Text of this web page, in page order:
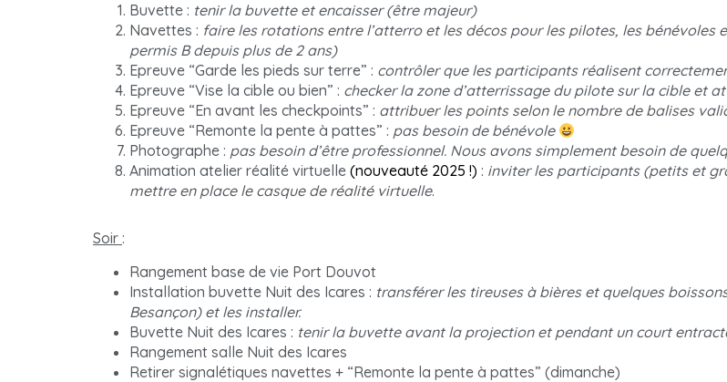
Buvette : tenir la buvette et encaisser (être majeur)
Navettes : faire les rotations entre l’atterro et les décos pour les pilotes, les bénévoles
permis B depuis plus de 2 ans)
Epreuve “Garde les pieds sur terre” : contrôler que les participants réalisent
Epreuve “Vise la cible ou bien” : checker la zone d’atterrissage du pilote sur la cible et
Epreuve “En avant les checkpoints” : attribuer les points selon le nombre de balises
Epreuve “Remonte la pente à pattes” : pas besoin de bénévole
Photographe : pas besoin d’être professionnel. Nous avons simplement besoin de
Animation atelier réalité virtuelle (nouveauté 2025 !) : inviter les participants (petits et
mettre en place le casque de réalité virtuelle.
Soir :
Rangement base de vie Port Douvot
Installation buvette Nuit des Icares : transférer les tireuses à bières et quelques
Besançon) et les installer.
Buvette Nuit des Icares : tenir la buvette avant la projection et pendant un court
Rangement salle Nuit des Icares
Retirer signalétiques navettes + “Remonte la pente à pattes” (dimanche)